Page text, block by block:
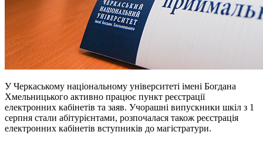
У Черкаському національному університеті імені Богдана
Хмельницького активно працює пункт реєстрації
електронних кабінетів та заяв. Учорашні випускники шкіл з 1
серпня стали абітурієнтами, розпочалася також реєстрація
електронних кабінетів вступників до магістратури.